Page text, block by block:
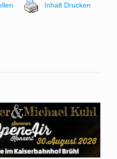
Inhalt Drucken